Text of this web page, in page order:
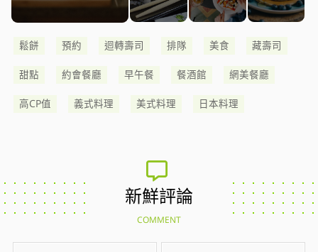
鬆餅 預約 迴轉壽司 排隊 美食 藏壽司
甜點 約會餐廳 早午餐 餐酒館 網美餐廳
高CP值 義式料理 美式料理 日本料理
新鮮評論
COMMENT